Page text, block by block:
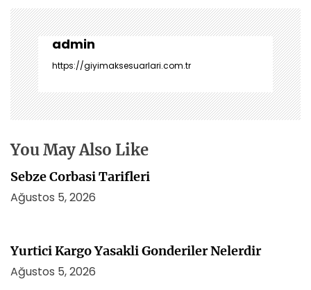
ı
g
e
z
i
n
m
s
i
admin
https://giyimaksesuarlari.com.tr
You May Also Like
Sebze Corbasi Tarifleri
Ağustos 5, 2026
Yurtici Kargo Yasakli Gonderiler Nelerdir
Ağustos 5, 2026